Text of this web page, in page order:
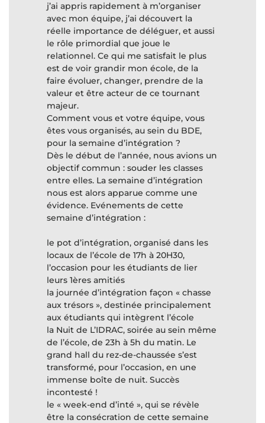
j’ai appris rapidement à m’organiser
avec mon équipe, j’ai découvert la
réelle importance de déléguer, et aussi
le rôle primordial que joue le
relationnel. Ce qui me satisfait le plus
est de voir grandir mon école, de la
faire évoluer, changer, prendre de la
valeur et être acteur de ce tournant
majeur.
Comment vous et votre équipe, vous
êtes vous organisés, au sein du BDE,
pour la semaine d’intégration ?
Dès le début de l’année, nous avions un
objectif commun : souder les classes
entre elles. La semaine d’intégration
nous est alors apparue comme une
évidence. Evénements de cette
semaine d’intégration :
le pot d’intégration, organisé dans les
locaux de l’école de 17h à 20H30,
l’occasion pour les étudiants de lier
leurs 1ères amitiés
la journée d’intégration façon « chasse
aux trésors », destinée principalement
aux étudiants qui intègrent l’école
la Nuit de L’IDRAC, soirée au sein même
de l’école, de 23h à 5h du matin. Le
grand hall du rez-de-chaussée s’est
transformé, pour l’occasion, en une
immense boîte de nuit. Succès
incontesté !
le « week-end d’inté », qui se révèle
être la consécration de cette semaine